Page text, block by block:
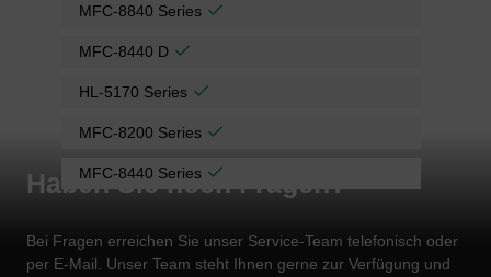
MFC-8840 Series
MFC-8440 D
HL-5170 Series
MFC-8200 Series
MFC-8440 Series
Haben Sie noch Fragen?
Bei Fragen erreichen Sie unser Service-Team telefonisch oder
per E-Mail. Unser Team steht Ihnen gerne zur Verfügung und